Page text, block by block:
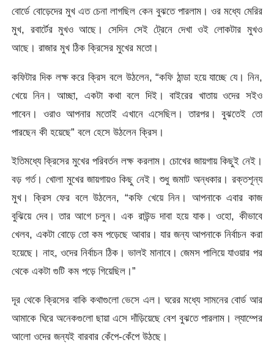
বোর্ডে বোড়েদের মুখ এত চেনা লাগছিল কেন বুঝতে পারলাম। ওর মধ্যে মেরির
মুখ, রবার্টের মুখও আছে। সেদিন সেই ট্রেনে দেখা ওই লোকটার মুখও
আছে। রাজার মুখ ঠিক ক্রিসের মুখের মতো।
কফিটার দিক লক্ষ করে ক্রিস বলে উঠলেন, “কফি ঠান্ডা হয়ে যাচ্ছে যে। নিন,
খেয়ে নিন। আচ্ছা, একটা কথা বলে দিই। বাইরের খাতায় ওদের সইও
পাবেন। ওরাও আপনার মতোই এখানে এসেছিল। তারপর। বুঝতেই তো
পারছেন কী হয়েছে” বলে হেসে উঠলেন ক্রিস।
ইতিমধ্যে ক্রিসের মুখের পরিবর্তন লক্ষ করলাম। চোখের জায়গায় কিছুই নেই।
বড় গর্ত। খোলা মুখের জায়গায়ও কিছু নেই। শুধু জমাট অন্ধকার। রক্তশূন্য
মুখ। ক্রিস ফের বলে উঠলেন, “কফি খেয়ে নিন। আপনাকে এবার কাজ
বুঝিয়ে দেব। তার আগে চলুন। এক রাউন্ড দাবা হয়ে যাক। ওহো, কীভাবে
খেলব, একটা বোড়ে তো কম পড়েছে আবার। যার জন্য আপনাকে নির্বাচন করা
হয়েছে। নাহ, ওদের নির্বাচন ঠিক। ভালই মানাবে। জেমস পালিয়ে যাওয়ার পর
থেকে একটা গুটি কম পড়ে গিয়েছিল।”
দূর থেকে ক্রিসের বাকি কথাগুলো ভেসে এল। ঘরের মধ্যে সামনের বোর্ড আর
আমাকে ঘিরে অনেকগুলো ছায়া এসে দাঁড়িয়েছে বেশ বুঝতে পারলাম। ল্যাম্পের
আলো ওদের জন্যই বারবার কেঁপে-কেঁপে উঠছে।